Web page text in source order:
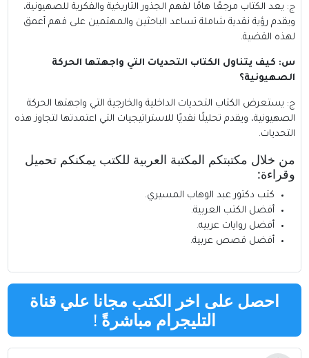
ج: يعد الكتاب مرجعًا هامًا لفهم الجذور التاريخية والفكرية للصهيونية،
ويقدم رؤية نقدية شاملة تساعد الباحثين والمهتمين على فهم أعمق
لهذه القضية.
س: كيف يتناول الكتاب التحديات التي واجهتها الحركة
الصهيونية؟
ج: يستعرض الكتاب التحديات الداخلية والخارجية التي واجهتها الحركة
الصهيونية، ويقدم تحليلًا نقديًا للاستراتيجيات التي اعتمدتها لتجاوز هذه
التحديات.
من خلال مكتبتكم المكتبة العربية للكتب يمكنكم تحميل
وقراءة:
كتب دكتور عبد الوهاب المسيري.
أفضل الكتب العربية.
أفضل روايات عربيه.
أفضل قصص عربية.
احصل على اخر الكتب مجانا علي قناة
التليجرام مباشرةً !